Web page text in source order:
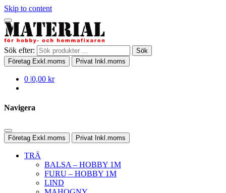
Skip to content
Sök efter:
Sök
Företag Exkl.moms Privat Inkl.moms
0 |0,00 kr
Navigera
Företag Exkl.moms Privat Inkl.moms
TRÄ
BALSA – HOBBY 1M
FURU – HOBBY 1M
LIND